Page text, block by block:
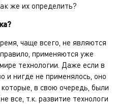
же их определить?
чаще всего, не являются
применяются уже
технологии. Даже если в
и нигде не применялось, оно
в свою очередь, были
все, т.к. развитие технологи